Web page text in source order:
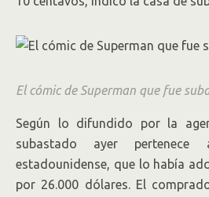
El cómic de Superman que fue
Según lo difundido por la
subastado ayer pertenece
estadounidense, que lo había
por 26.000 dólares. El